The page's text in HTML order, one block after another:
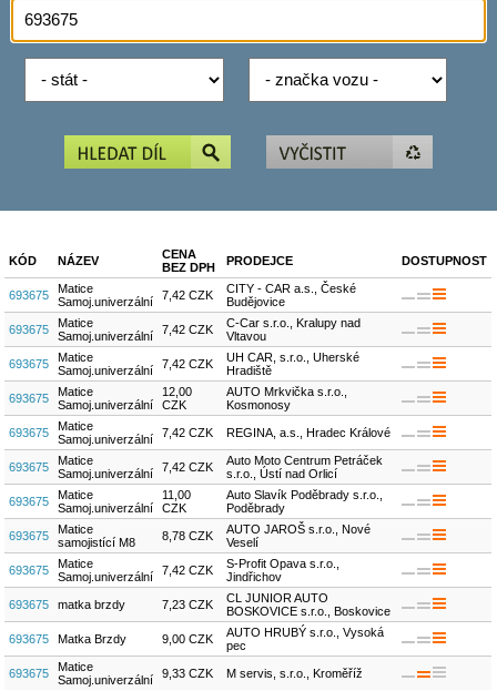
KÓD NÁZEV
CENA
BEZ DPH
PRODEJCE DOSTUPNOST
693675
Matice
Samoj.univerzální
7,42 CZK
CITY - CAR a.s., České
Budějovice
693675
Matice
Samoj.univerzální
7,42 CZK
C-Car s.r.o., Kralupy nad
Vltavou
693675
Matice
Samoj.univerzální
7,42 CZK
UH CAR, s.r.o., Uherské
Hradiště
693675
Matice
Samoj.univerzální
12,00
CZK
AUTO Mrkvička s.r.o.,
Kosmonosy
693675
Matice
Samoj.univerzální
7,42 CZK REGINA, a.s., Hradec Králové
693675
Matice
Samoj.univerzální
7,42 CZK
Auto Moto Centrum Petráček
s.r.o., Ústí nad Orlicí
693675
Matice
Samoj.univerzální
11,00
CZK
Auto Slavík Poděbrady s.r.o.,
Poděbrady
693675
Matice
samojistící M8
8,78 CZK
AUTO JAROŠ s.r.o., Nové
Veselí
693675
Matice
Samoj.univerzální
7,42 CZK
S-Profit Opava s.r.o.,
Jindřichov
693675 matka brzdy 7,23 CZK
CL JUNIOR AUTO
BOSKOVICE s.r.o., Boskovice
693675 Matka Brzdy 9,00 CZK
AUTO HRUBÝ s.r.o., Vysoká
pec
693675
Matice
Samoj.univerzální
9,33 CZK M servis, s.r.o., Kroměříž